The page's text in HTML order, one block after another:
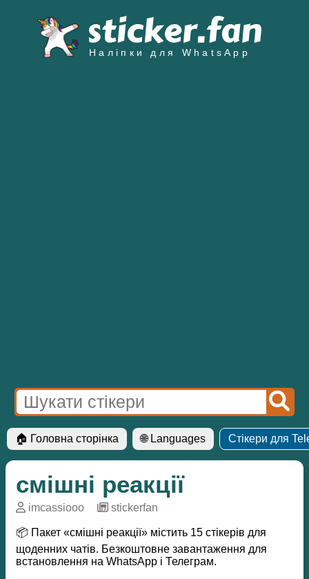
Наліпки для WhatsApp
🏠 Головна сторінка 🌐 Languages Стікери для
смішні реакції
imcassiooo stickerfan
📦 Пакет «смішні реакції» містить 15 стікерів для
щоденних чатів. Безкоштовне завантаження для
встановлення на WhatsApp і Телеграм.